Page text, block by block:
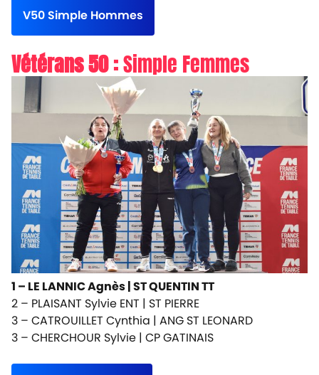
V50 Simple Hommes
Vétérans 50 :Simple Femmes
1 – LE LANNIC Agnès |ST QUENTIN TT
2 – PLAISANT Sylvie ENT | ST PIERRE
3 – CATROUILLET Cynthia | ANG ST LEONARD
3 – CHERCHOUR Sylvie | CP GATINAIS